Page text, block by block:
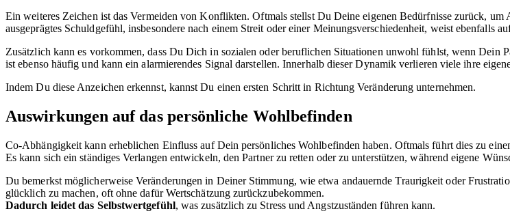
Ein weiteres Zeichen ist das Vermeiden von Konflikten. Oftmals stellst Du Deine eigenen Bedürfnisse zurück,
ausgeprägtes Schuldgefühl, insbesondere nach einem Streit oder einer Meinungsverschiedenheit, weist ebenfalls
Zusätzlich kann es vorkommen, dass Du Dich in sozialen oder beruflichen Situationen unwohl fühlst, wenn Dein
ist ebenso häufig und kann ein alarmierendes Signal darstellen. Innerhalb dieser Dynamik verlieren viele ihre
Indem Du diese Anzeichen erkennst, kannst Du einen ersten Schritt in Richtung Veränderung unternehmen.
Auswirkungen auf das persönliche Wohlbefinden
Co-Abhängigkeit kann erheblichen Einfluss auf Dein persönliches Wohlbefinden haben. Oftmals führt dies zu
Es kann sich ein ständiges Verlangen entwickeln, den Partner zu retten oder zu unterstützen, während eigene
Du bemerkst möglicherweise Veränderungen in Deiner Stimmung, wie etwa andauernde Traurigkeit oder
glücklich zu machen, oft ohne dafür Wertschätzung zurückzubekommen.
Dadurch leidet das Selbstwertgefühl, was zusätzlich zu Stress und Angstzuständen führen kann.